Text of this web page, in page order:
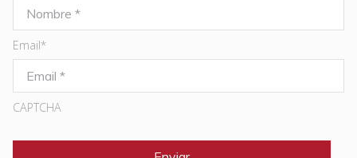
Email*
CAPTCHA